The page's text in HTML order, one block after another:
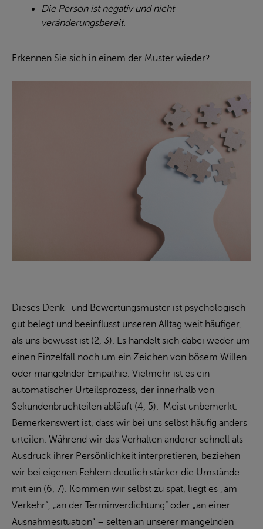
Die Person ist negativ und nicht
veränderungsbereit.
Erkennen Sie sich in einem der Muster wieder?
Dieses Denk- und Bewertungsmuster ist psychologisch
gut belegt und beeinflusst unseren Alltag weit häufiger,
als uns bewusst ist (2, 3). Es handelt sich dabei weder um
einen Einzelfall noch um ein Zeichen von bösem Willen
oder mangelnder Empathie. Vielmehr ist es ein
automatischer Urteilsprozess, der innerhalb von
Sekundenbruchteilen abläuft (4, 5). Meist unbemerkt.
Bemerkenswert ist, dass wir bei uns selbst häufig anders
urteilen. Während wir das Verhalten anderer schnell als
Ausdruck ihrer Persönlichkeit interpretieren, beziehen
wir bei eigenen Fehlern deutlich stärker die Umstände
mit ein (6, 7). Kommen wir selbst zu spät, liegt es „am
Verkehr“, „an der Terminverdichtung“ oder „an einer
Ausnahmesituation“ – selten an unserer mangelnden